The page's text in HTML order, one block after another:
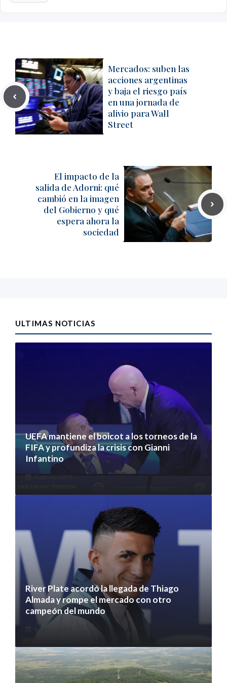
Mercados: suben las
acciones argentinas
y baja el riesgo país
en una jornada de
alivio para Wall
Street
El impacto de la
salida de Adorni: qué
cambió en la imagen
del Gobierno y qué
espera ahora la
sociedad
ULTIMAS NOTICIAS
UEFA mantiene el boicot a los torneos de la
FIFA y profundiza la crisis con Gianni
Infantino
6 agosto 2026
River Plate acordó la llegada de Thiago
Almada y rompe el mercado con otro
campeón del mundo
6 agosto 2026